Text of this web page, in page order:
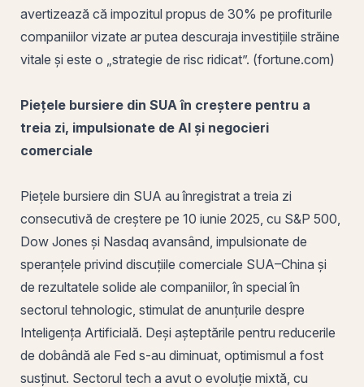
avertizează că impozitul propus de 30% pe profiturile
companiilor vizate ar putea descuraja investițiile străine
vitale și este o „strategie de risc ridicat”. (fortune.com)
Piețele bursiere din SUA în creștere pentru a
treia zi, impulsionate de AI și negocieri
comerciale
Piețele bursiere din SUA au înregistrat a treia zi
consecutivă de creștere pe 10 iunie 2025, cu S&P 500,
Dow Jones și Nasdaq avansând, impulsionate de
speranțele privind discuțiile comerciale SUA–China și
de rezultatele solide ale companiilor, în special în
sectorul tehnologic, stimulat de anunțurile despre
Inteligența Artificială. Deși așteptările pentru reducerile
de dobândă ale Fed s-au diminuat, optimismul a fost
susținut. Sectorul tech a avut o evoluție mixtă, cu